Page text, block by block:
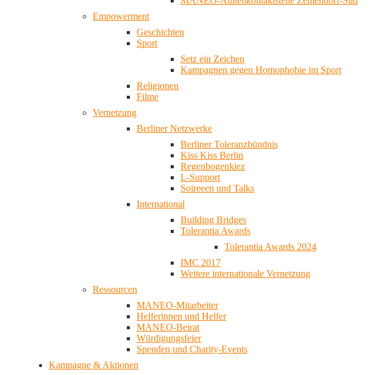
Empowerment
Geschichten
Sport
Setz ein Zeichen
Kampagnen gegen Homophobie im Sport
Religionen
Filme
Vernetzung
Berliner Netzwerke
Berliner Toleranzbündnis
Kiss Kiss Berlin
Regenbogenkiez
L-Support
Soireeen und Talks
International
Building Bridges
Tolerantia Awards
Tolerantia Awards 2024
IMC 2017
Weitere internationale Vernetzung
Ressourcen
MANEO-Mitarbeiter
Helferinnen und Helfer
MANEO-Beirat
Würdigungsfeier
Spenden und Charity-Events
Kampagne & Aktionen